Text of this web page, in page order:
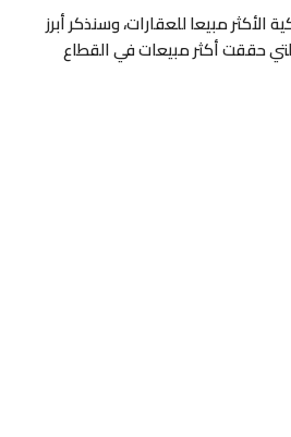
مبيعا للعقارات، وسنذكر أبرز
حققت أكثر مبيعات في القطاع